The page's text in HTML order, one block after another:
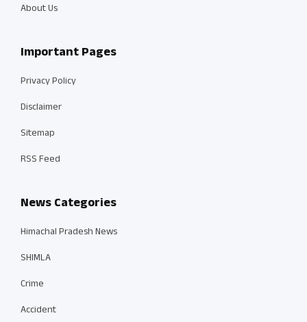
About Us
Important Pages
Privacy Policy
Disclaimer
Sitemap
RSS Feed
News Categories
Himachal Pradesh News
SHIMLA
Crime
Accident